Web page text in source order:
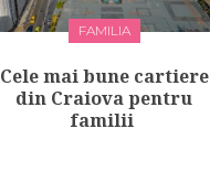
FAMILIA
Cele mai bune cartiere
din Craiova pentru
familii